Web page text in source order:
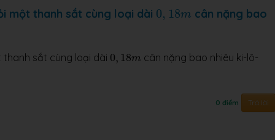
một thanh sắt cùng loại dài 0, 18m
0 18m
cân nặng bao
thanh sắt cùng loại dài 0, 18m
0 18m cân nặng bao nhiêu ki-lô-
0 điểm Trả lời